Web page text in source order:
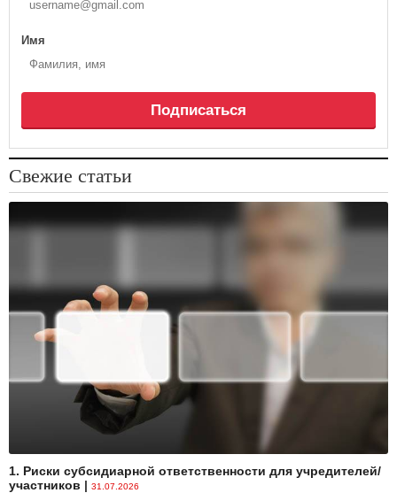
Имя
Подписаться
Свежие статьи
1. Риски субсидиарной ответственности для учредителей/
участников | 31.07.2026